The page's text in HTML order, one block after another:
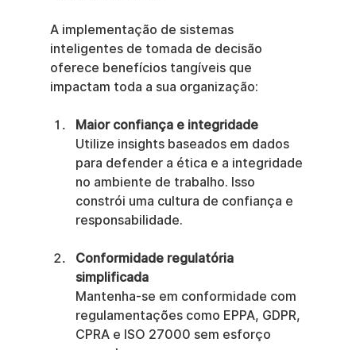
A implementação de sistemas
inteligentes de tomada de decisão
oferece benefícios tangíveis que
impactam toda a sua organização:
Maior confiança e integridade
Utilize insights baseados em dados
para defender a ética e a integridade
no ambiente de trabalho. Isso
constrói uma cultura de confiança e
responsabilidade.
Conformidade regulatória
simplificada
Mantenha-se em conformidade com
regulamentações como EPPA, GDPR,
CPRA e ISO 27000 sem esforço